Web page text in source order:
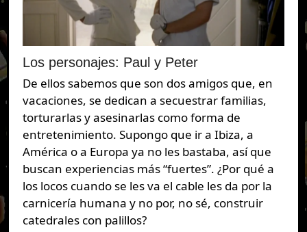
Los personajes: Paul y Peter
De ellos sabemos que son dos amigos que, en
vacaciones, se dedican a secuestrar familias,
torturarlas y asesinarlas como forma de
entretenimiento. Supongo que ir a Ibiza, a
América o a Europa ya no les bastaba, así que
buscan experiencias más “fuertes”. ¿Por qué a
los locos cuando se les va el cable les da por la
carnicería humana y no por, no sé, construir
catedrales con palillos?